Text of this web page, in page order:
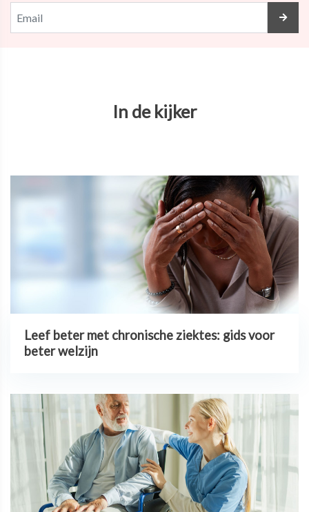
In de kijker
Leef beter met chronische ziektes: gids voor
beter welzijn